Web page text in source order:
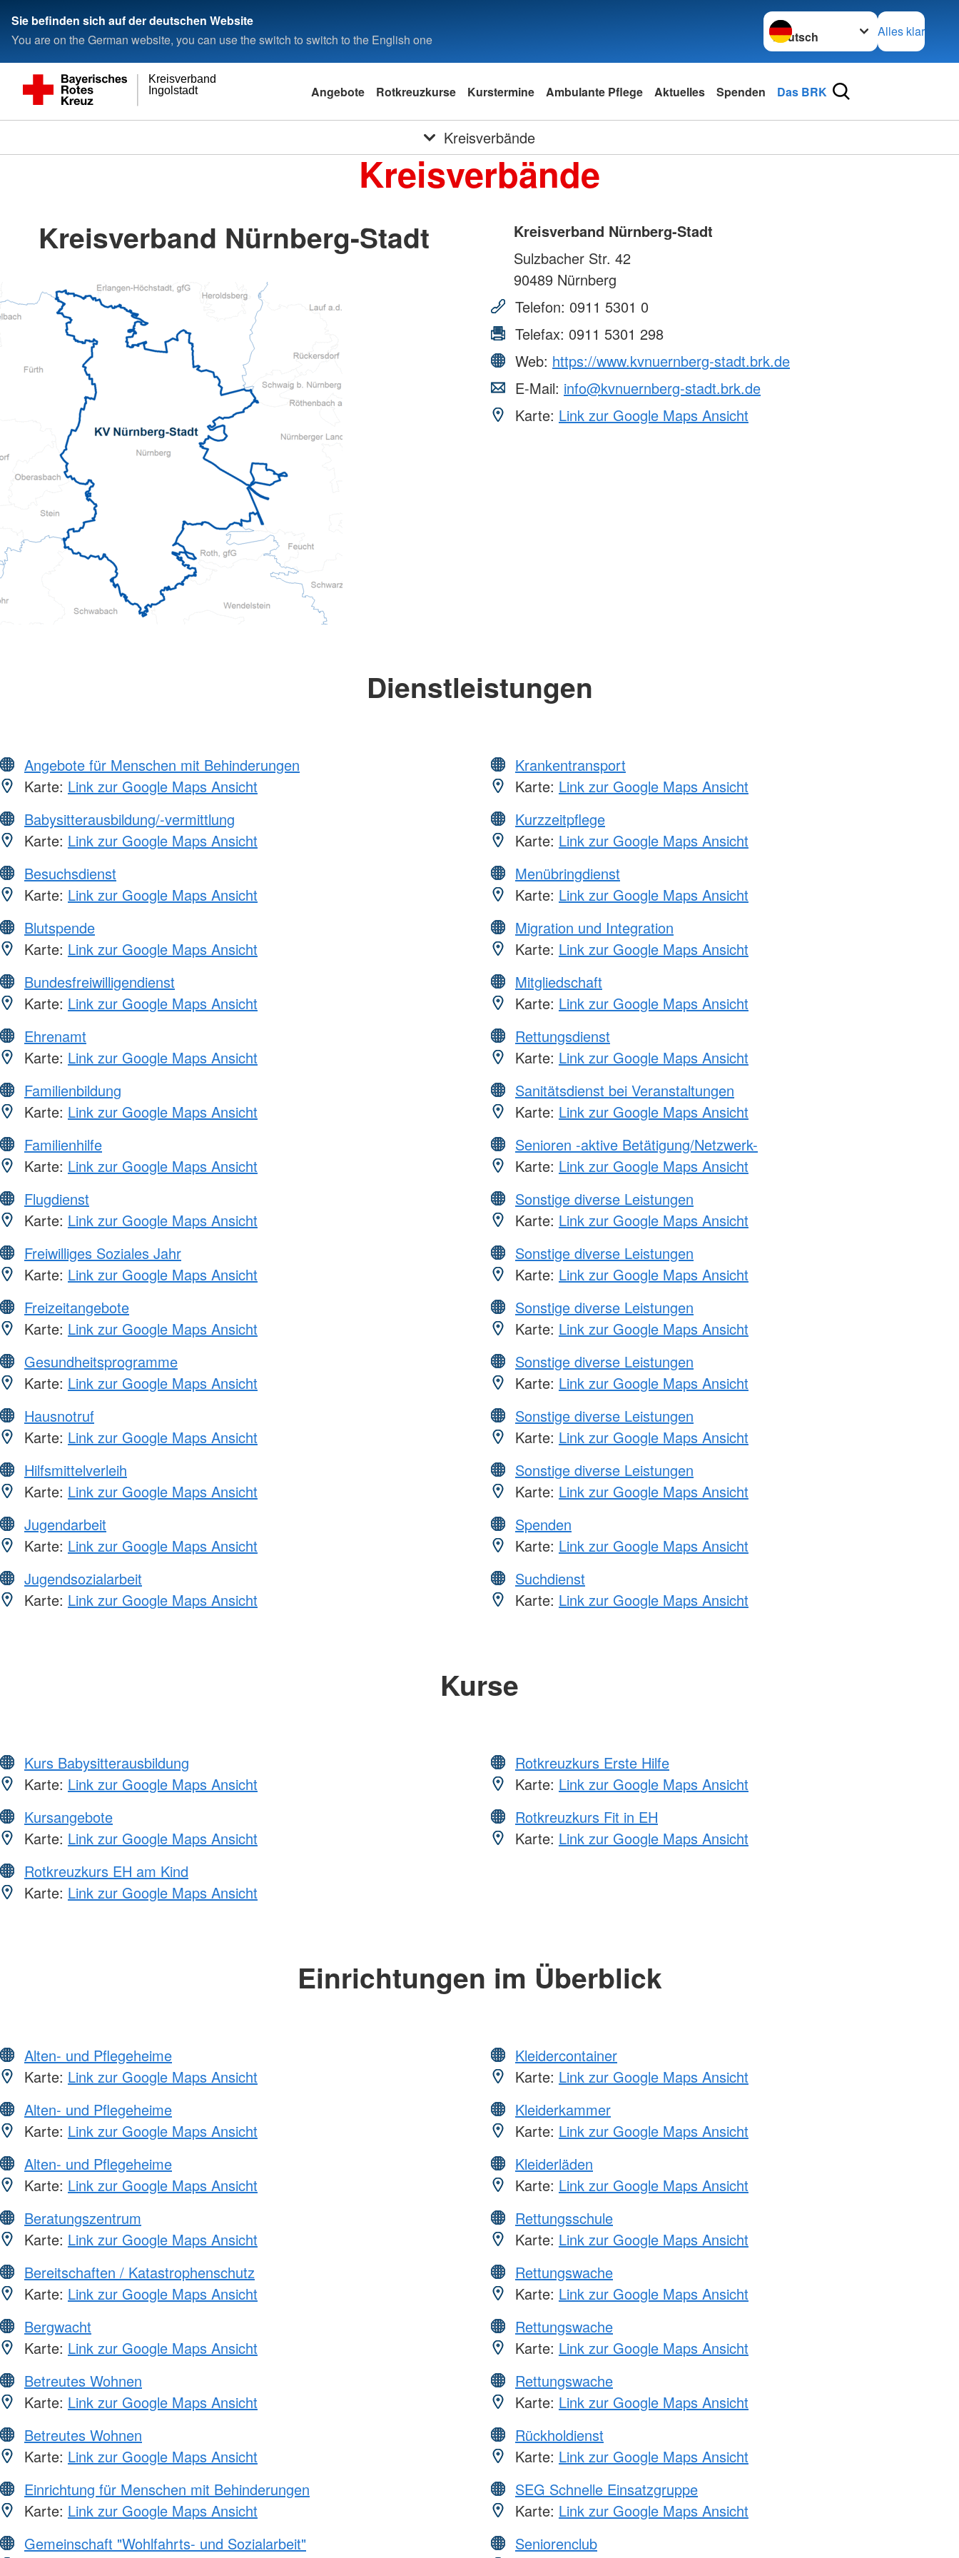
Sie befinden sich auf der deutschen Website
You are on the German website, you can use the switch to switch to the English one
Sprache wechseln zu
Alles klar
Ingolstadt
Kreisverband
Angebote Rotkreuzkurse Kurstermine Ambulante Pflege Aktuelles Spenden Das BRK
Kreisverbände
Kreisverbände
Kreisverband Nürnberg-Stadt
Kreisverband Nürnberg-Stadt
Sulzbacher Str. 42
90489 Nürnberg
Telefon: 0911 5301 0
Telefax: 0911 5301 298
Web: https://www.kvnuernberg-stadt.brk.de
E-Mail: info@kvnuernberg-stadt.brk.de
Karte: Link zur Google Maps Ansicht
Dienstleistungen
Angebote für Menschen mit Behinderungen
Karte: Link zur Google Maps Ansicht
Babysitterausbildung/-vermittlung
Karte: Link zur Google Maps Ansicht
Besuchsdienst
Karte: Link zur Google Maps Ansicht
Blutspende
Karte: Link zur Google Maps Ansicht
Bundesfreiwilligendienst
Karte: Link zur Google Maps Ansicht
Ehrenamt
Karte: Link zur Google Maps Ansicht
Familienbildung
Karte: Link zur Google Maps Ansicht
Familienhilfe
Karte: Link zur Google Maps Ansicht
Flugdienst
Karte: Link zur Google Maps Ansicht
Freiwilliges Soziales Jahr
Karte: Link zur Google Maps Ansicht
Freizeitangebote
Karte: Link zur Google Maps Ansicht
Gesundheitsprogramme
Karte: Link zur Google Maps Ansicht
Hausnotruf
Karte: Link zur Google Maps Ansicht
Hilfsmittelverleih
Karte: Link zur Google Maps Ansicht
Jugendarbeit
Karte: Link zur Google Maps Ansicht
Jugendsozialarbeit
Karte: Link zur Google Maps Ansicht
Krankentransport
Karte: Link zur Google Maps Ansicht
Kurzzeitpflege
Karte: Link zur Google Maps Ansicht
Menübringdienst
Karte: Link zur Google Maps Ansicht
Migration und Integration
Karte: Link zur Google Maps Ansicht
Mitgliedschaft
Karte: Link zur Google Maps Ansicht
Rettungsdienst
Karte: Link zur Google Maps Ansicht
Sanitätsdienst bei Veranstaltungen
Karte: Link zur Google Maps Ansicht
Senioren -aktive Betätigung/Netzwerk-
Karte: Link zur Google Maps Ansicht
Sonstige diverse Leistungen
Karte: Link zur Google Maps Ansicht
Sonstige diverse Leistungen
Karte: Link zur Google Maps Ansicht
Sonstige diverse Leistungen
Karte: Link zur Google Maps Ansicht
Sonstige diverse Leistungen
Karte: Link zur Google Maps Ansicht
Sonstige diverse Leistungen
Karte: Link zur Google Maps Ansicht
Sonstige diverse Leistungen
Karte: Link zur Google Maps Ansicht
Spenden
Karte: Link zur Google Maps Ansicht
Suchdienst
Karte: Link zur Google Maps Ansicht
Kurse
Kurs Babysitterausbildung
Karte: Link zur Google Maps Ansicht
Kursangebote
Karte: Link zur Google Maps Ansicht
Rotkreuzkurs EH am Kind
Karte: Link zur Google Maps Ansicht
Rotkreuzkurs Erste Hilfe
Karte: Link zur Google Maps Ansicht
Rotkreuzkurs Fit in EH
Karte: Link zur Google Maps Ansicht
Einrichtungen im Überblick
Alten- und Pflegeheime
Karte: Link zur Google Maps Ansicht
Alten- und Pflegeheime
Karte: Link zur Google Maps Ansicht
Alten- und Pflegeheime
Karte: Link zur Google Maps Ansicht
Beratungszentrum
Karte: Link zur Google Maps Ansicht
Bereitschaften / Katastrophenschutz
Karte: Link zur Google Maps Ansicht
Bergwacht
Karte: Link zur Google Maps Ansicht
Betreutes Wohnen
Karte: Link zur Google Maps Ansicht
Betreutes Wohnen
Karte: Link zur Google Maps Ansicht
Einrichtung für Menschen mit Behinderungen
Karte: Link zur Google Maps Ansicht
Gemeinschaft "Wohlfahrts- und Sozialarbeit"
Kleidercontainer
Karte: Link zur Google Maps Ansicht
Kleiderkammer
Karte: Link zur Google Maps Ansicht
Kleiderläden
Karte: Link zur Google Maps Ansicht
Rettungsschule
Karte: Link zur Google Maps Ansicht
Rettungswache
Karte: Link zur Google Maps Ansicht
Rettungswache
Karte: Link zur Google Maps Ansicht
Rettungswache
Karte: Link zur Google Maps Ansicht
Rückholdienst
Karte: Link zur Google Maps Ansicht
SEG Schnelle Einsatzgruppe
Karte: Link zur Google Maps Ansicht
Seniorenclub